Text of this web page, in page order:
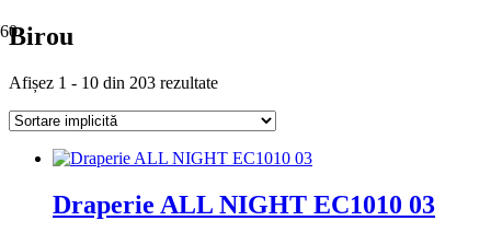
Birou
Afișez 1 - 10 din 203 rezultate
Draperie ALL NIGHT EC1010 03